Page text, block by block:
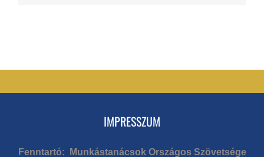
IMPRESSZUM
Fenntartó: Munkástanácsok Országos Szövetsége